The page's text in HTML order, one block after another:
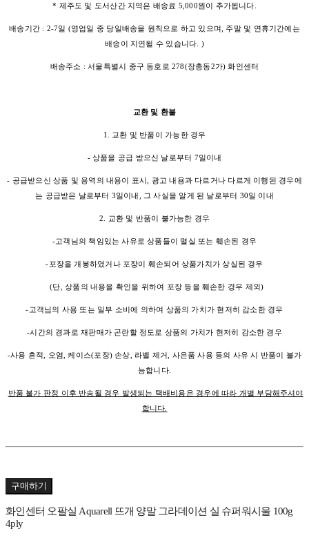
* 제주도 및 도서산간 지역은 배송료 5,000원이 추가됩니다.
배송기간 : 2-7일 (영업일 중 당일배송을 원칙으로 하고 있으며, 주말 및 연휴기간에는
배송이 지연될 수 있습니다. )
배송주소 : 서울특별시 중구 동호로 278(장충동2가) 화인센터
교환 및 환불
1. 교환 및 반품이 가능한 경우
- 상품을 공급 받으신 날로부터 7일이내
- 공급받으신 상품 및 용역의 내용이 표시, 광고 내용과 다르거나 다르게 이행된 경우에
는 공급받은 날로부터 3일이내, 그 사실을 알게 된 날로부터 30일 이내
2. 교환 및 반품이 불가능한 경우
-고객님의 책임있는 사유로 상품들이 멸실 또는 훼손된 경우
-포장을 개봉하였거나 포장이 훼손되어 상품가치가 상실된 경우
(단, 상품의 내용을 확인을 위하여 포장 등을 훼손한 경우 제외)
-고객님의 사용 또는 일부 소비에 의하여 상품의 가치가 현저히 감소한 경우
-시간의 경과로 재판매가 곤란할 정도로 상품의 가치가 현저히 감소한 경우
-사용 흔적, 오염, 케이스(포장) 손상, 라벨 제거, 사은품 사용 등의 사유 시 반품이 불가
능합니다.
반품 불가 판정 이후 반송될 경우 발생되는 택배비용은 경우에 따라 개별 부담해주셔야
합니다.
구매하기
화인센터 오팔실 Aquarell 뜨개 양말 그라데이션 실 슈퍼워시울 100g
4ply